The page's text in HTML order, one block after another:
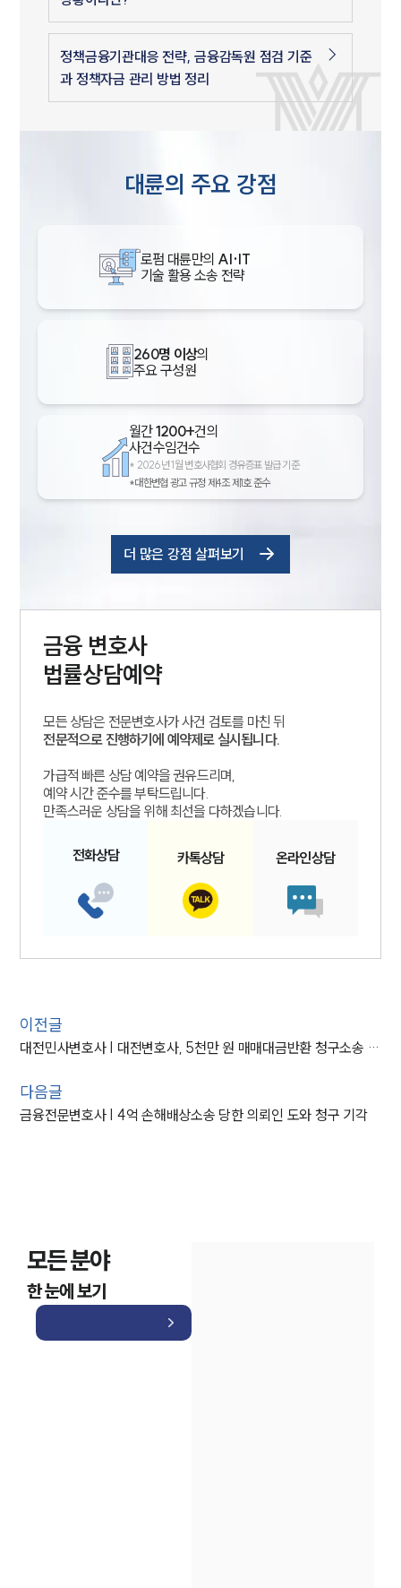
정책금융기관대응 전략, 금융감독원 점검 기준
과 정책자금 관리 방법 정리
대륜의 주요 강점
로펌 대륜만의 AI·IT
기술 활용 소송 전략
260명 이상의
주요 구성원
월간1200+건의
사건수임건수
* 2026년 1월 변호사협회 경유증표 발급 기준
*대한변협 광고 규정 제4조 제1호 준수
더 많은 강점 살펴보기
금융 변호사
법률상담예약
모든 상담은 전문변호사가 사건 검토를 마친 뒤
전문적으로 진행하기에 예약제로 실시됩니다.
가급적 빠른 상담 예약을 권유드리며,
예약 시간 준수를 부탁드립니다.
만족스러운 상담을 위해 최선을 다하겠습니다.
전화상담 카톡상담 온라인상담
이전글
대전민사변호사 | 대전변호사, 5천만 원 매매대금반환 청구소송 전액 인용
다음글
금융전문변호사 | 4억 손해배상소송 당한 의뢰인 도와 청구 기각
모든 분야
한 눈에 보기